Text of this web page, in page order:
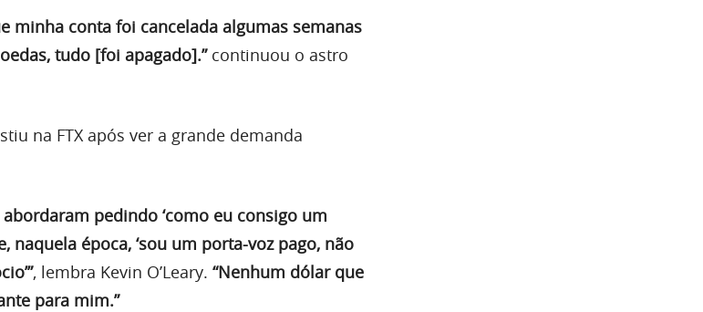
minha conta foi cancelada algumas semanas
tudo [foi apagado].”continuou o astro
na FTX após ver a grande demanda
pedindo ‘como eu consigo um
naquela época, ‘sou um porta-voz pago, não
, lembra Kevin O’Leary. “Nenhum dólar que
para mim.”